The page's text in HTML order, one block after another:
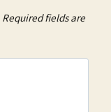
Required fields are